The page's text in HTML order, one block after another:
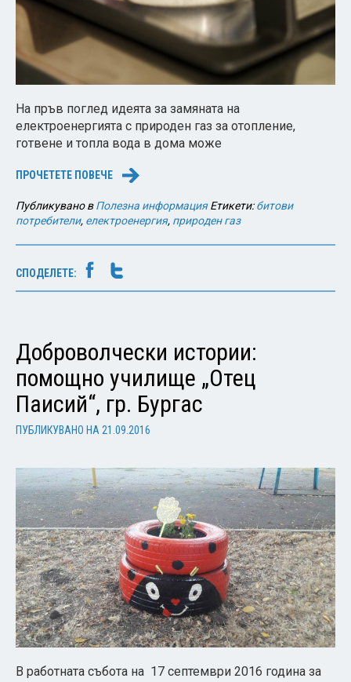
На пръв поглед идеята за замяната на
електроенергията с природен газ за отопление,
готвене и топла вода в дома може
ПРОЧЕТЕТЕ ПОВЕЧЕ →
Публикувано вПолезна информация Етикети:битови
потребители, електроенергия, природен газ
СПОДЕЛЕТЕ:
Доброволчески истории:
помощно училище „Отец
Паисий“, гр. Бургас
ПУБЛИКУВАНО НА 21.09.2016
В работната събота на 17 септември 2016 година за